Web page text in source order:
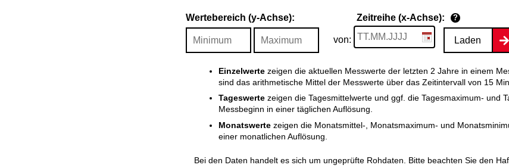
Wertebereich (y-Achse): Zeitreihe (x-Achse): ?
von: Laden
Einzelwertezeigen die aktuellen Messwerte der letzten 2 Jahre in einem
sind das arithmetische Mittel der Messwerte über das Zeitintervall von 15
Tageswertezeigen die Tagesmittelwerte und ggf. die Tagesmaximum- und
Messbeginn in einer täglichen Auflösung.
Monatswertezeigen die Monatsmittel-, Monatsmaximum- und
einer monatlichen Auflösung.
Bei den Daten handelt es sich um ungeprüfte Rohdaten. Bitte beachten Sie den